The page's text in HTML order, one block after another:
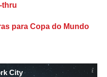
thru
para Copa do Mundo
City